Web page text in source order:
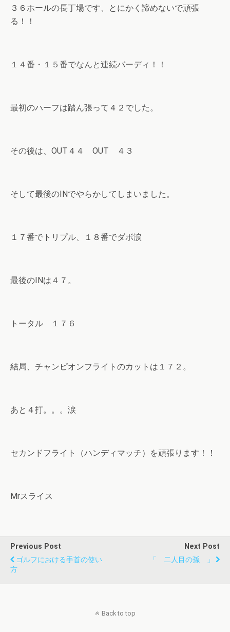
３６ホールの長丁場です、とにかく諦めないで頑張
る！！
１４番・１５番でなんと連続バーディ！！
最初のハーフは踏ん張って４２でした。
その後は、OUT４４ OUT ４３
そして最後のINでやらかしてしまいました。
１７番でトリプル、１８番でダボ涙
最後のINは４７。
トータル １７６
結局、チャンピオンフライトのカットは１７２。
あと４打。。。涙
セカンドフライト（ハンディマッチ）を頑張ります！！
Mrスライス
Previous Post
ゴルフにおける手首の使い
方
Next Post
「 二人目の孫 」
Back to top